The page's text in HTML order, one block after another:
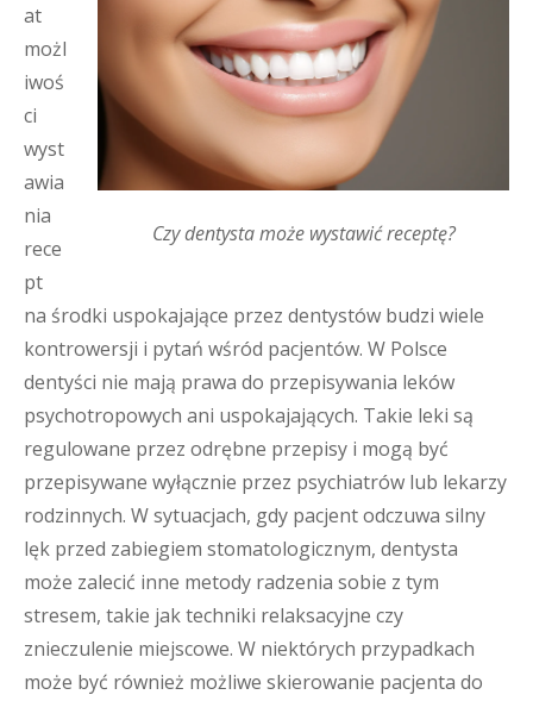
Czy dentysta może wystawić receptę?
at
możl
iwoś
ci
wyst
awia
nia
rece
pt
na środki uspokajające przez dentystów budzi wiele
kontrowersji i pytań wśród pacjentów. W Polsce
dentyści nie mają prawa do przepisywania leków
psychotropowych ani uspokajających. Takie leki są
regulowane przez odrębne przepisy i mogą być
przepisywane wyłącznie przez psychiatrów lub lekarzy
rodzinnych. W sytuacjach, gdy pacjent odczuwa silny
lęk przed zabiegiem stomatologicznym, dentysta
może zalecić inne metody radzenia sobie z tym
stresem, takie jak techniki relaksacyjne czy
znieczulenie miejscowe. W niektórych przypadkach
może być również możliwe skierowanie pacjenta do